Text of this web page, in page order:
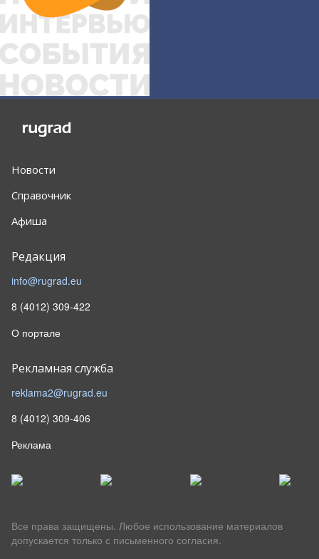
Новости
Справочник
Афиша
Редакция
info@rugrad.eu
8 (4012) 309-422
О портале
Рекламная служба
reklama2@rugrad.eu
8 (4012) 309-406
Реклама
Все права защищены. Любое использование материалов
допускается только с письменного согласия.